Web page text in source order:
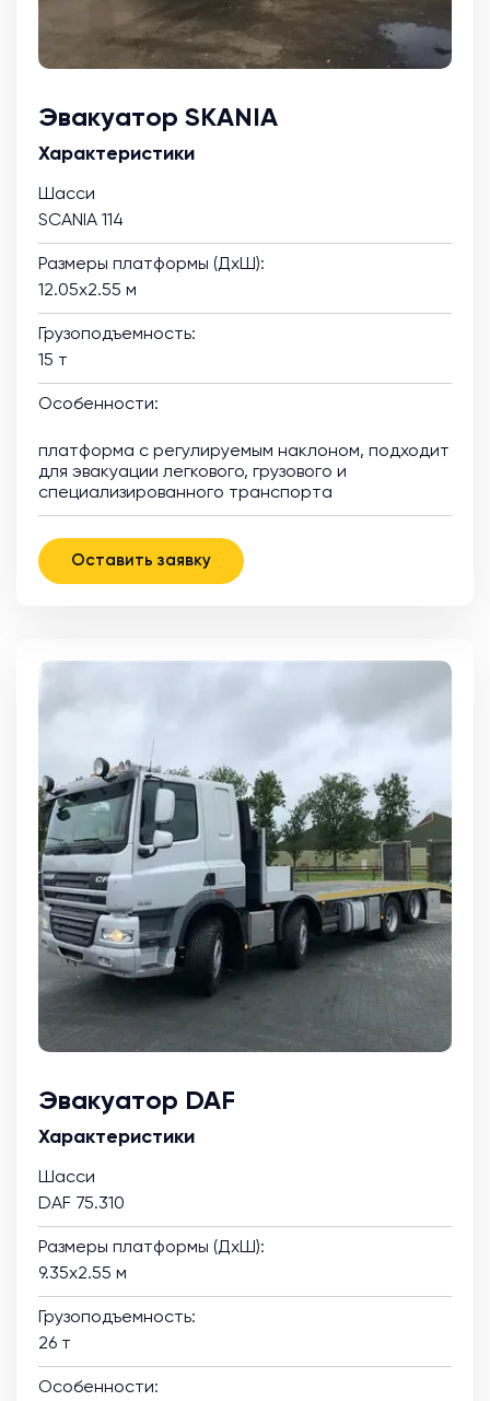
Эвакуатор SKANIA
Характеристики
Шасси
SCANIA 114
Размеры платформы (ДхШ):
12.05х2.55 м
Грузоподъемность:
15 т
Особенности:
платформа с регулируемым наклоном, подходит
для эвакуации легкового, грузового и
специализированного транспорта
Оставить заявку
Эвакуатор DAF
Характеристики
Шасси
DAF 75.310
Размеры платформы (ДхШ):
9.35х2.55 м
Грузоподъемность:
26 т
Особенности: